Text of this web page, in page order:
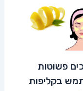
פשוטות
בקליפות